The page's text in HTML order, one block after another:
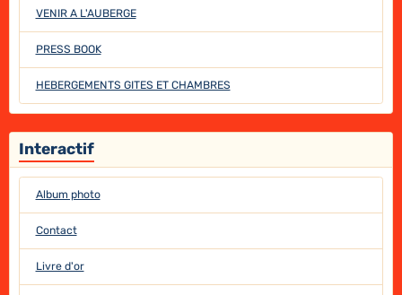
VENIR A L'AUBERGE
PRESS BOOK
HEBERGEMENTS GITES ET CHAMBRES
Interactif
Album photo
Contact
Livre d'or